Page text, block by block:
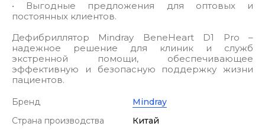
• Выгодные предложения для оптовых и
постоянных клиентов.
Дефибриллятор Mindray BeneHeart D1 Pro –
надежное решение для клиник и служб
экстренной помощи, обеспечивающее
эффективную и безопасную поддержку жизни
пациентов.
Бренд
Mindray
Страна производства
Китай